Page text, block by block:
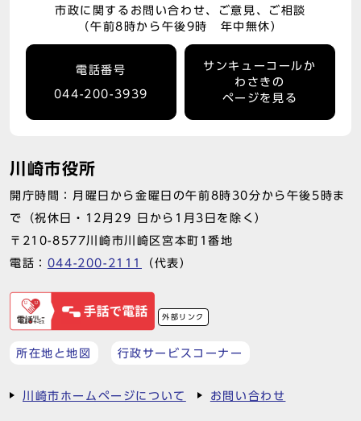
市政に関するお問い合わせ、ご意見、ご相談
（午前8時から午後9時 年中無休）
電話番号
044-200-3939
サンキューコールか
わさきの
ページを見る
川崎市役所
開庁時間：月曜日から金曜日の午前8時30分から午後5時ま
で（祝休日・12月29 日から1月3日を除く）
〒210-8577川崎市川崎区宮本町1番地
電話： 044-200-2111 （代表）
外部リンク
所在地と地図 行政サービスコーナー
川崎市ホームページについて お問い合わせ